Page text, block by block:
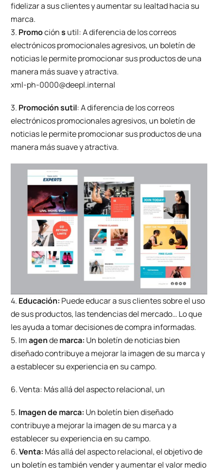
fidelizar a sus clientes y aumentar su lealtad hacia su
marca.
3. Promocións util: A diferencia de los correos
electrónicos promocionales agresivos, un boletín de
noticias le permite promocionar sus productos de una
manera más suave y atractiva.
xml-ph-0000@deepl.internal
3. Promoción sutil: A diferencia de los correos
electrónicos promocionales agresivos, un boletín de
noticias le permite promocionar sus productos de una
manera más suave y atractiva.
4. Educación: Puede educar a sus clientes sobre el uso
de sus productos, las tendencias del mercado… Lo que
les ayuda a tomar decisiones de compra informadas.
5. Imagendemarca: Un boletín de noticias bien
diseñado contribuye a mejorar la imagen de su marca y
a establecer su experiencia en su campo.
6. Venta: Más allá del aspecto relacional, un
5. Imagen de marca: Un boletín bien diseñado
contribuye a mejorar la imagen de su marca y a
establecer su experiencia en su campo.
6.Venta: Más allá del aspecto relacional, el objetivo de
un boletín es también vender y aumentar el valor medio